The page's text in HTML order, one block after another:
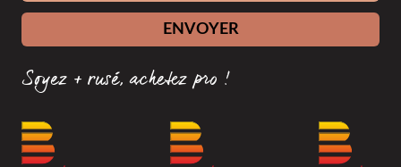
ENVOYER
Soyez + rusé, achetez pro !